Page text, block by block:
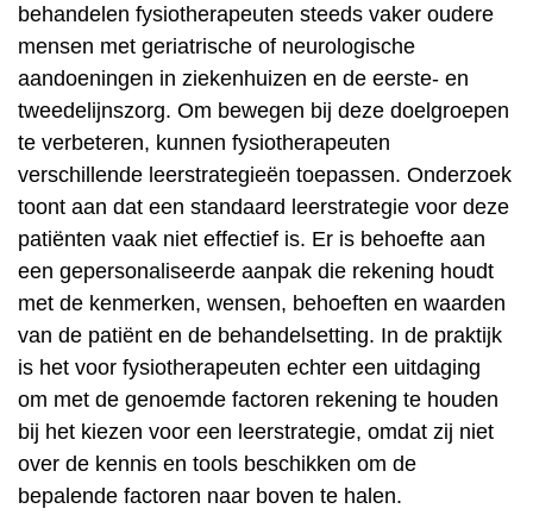
behandelen fysiotherapeuten steeds vaker oudere
mensen met geriatrische of neurologische
aandoeningen in ziekenhuizen en de eerste- en
tweedelijnszorg. Om bewegen bij deze doelgroepen
te verbeteren, kunnen fysiotherapeuten
verschillende leerstrategieën toepassen. Onderzoek
toont aan dat een standaard leerstrategie voor deze
patiënten vaak niet effectief is. Er is behoefte aan
een gepersonaliseerde aanpak die rekening houdt
met de kenmerken, wensen, behoeften en waarden
van de patiënt en de behandelsetting. In de praktijk
is het voor fysiotherapeuten echter een uitdaging
om met de genoemde factoren rekening te houden
bij het kiezen voor een leerstrategie, omdat zij niet
over de kennis en tools beschikken om de
bepalende factoren naar boven te halen.